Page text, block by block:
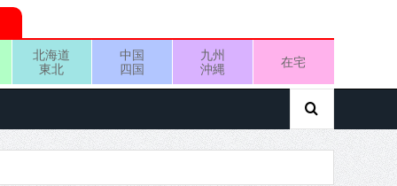
北海道
東北
中国
四国
九州
沖縄
在宅